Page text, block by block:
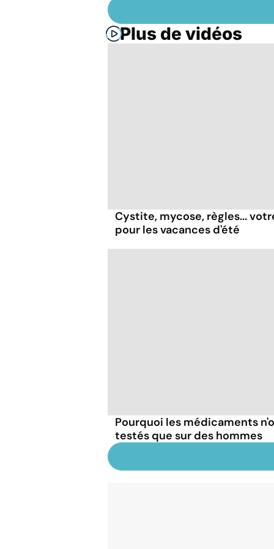
Plus de vidéos
Cystite, mycose, règles...
pour les vacances d'été
Pourquoi les médicaments
testés que sur des hommes